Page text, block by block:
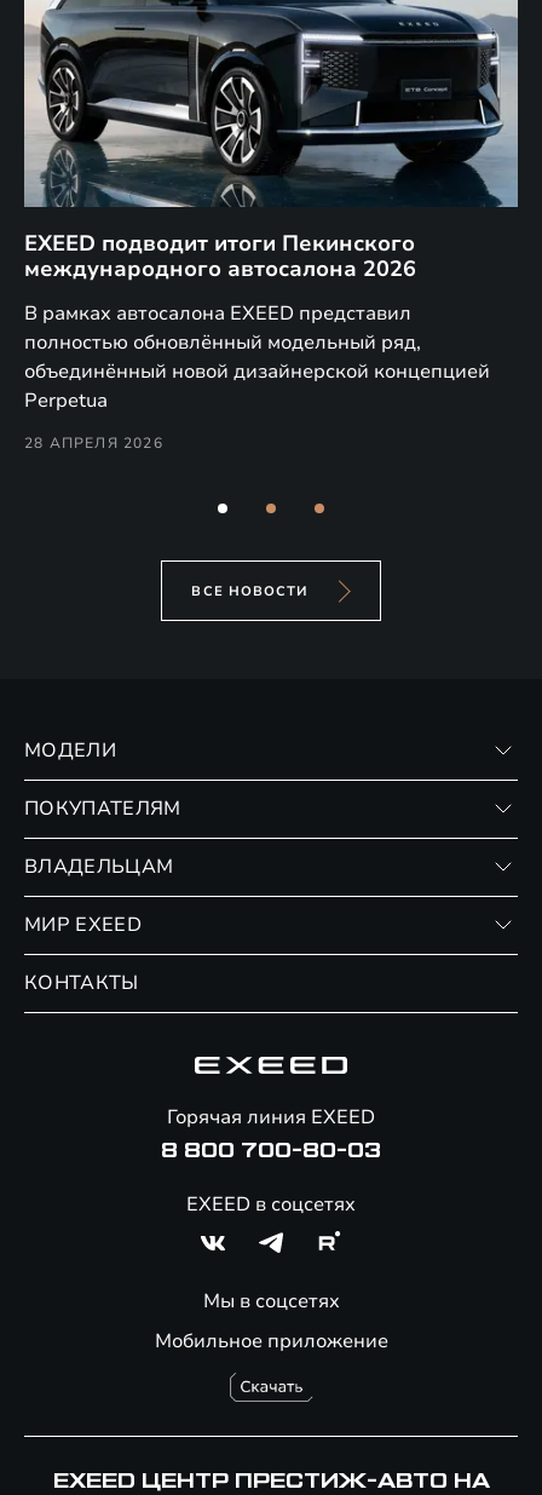
EXEED подводит итоги Пекинского
международного автосалона 2026
В рамках автосалона EXEED представил
полностью обновлённый модельный ряд,
объединённый новой дизайнерской концепцией
Perpetua
28 АПРЕЛЯ 2026
ВСЕ НОВОСТИ
МОДЕЛИ
VX
ПОКУПАТЕЛЯМ
Записаться на тест-драйв
Страхование
Обмен / Trade-in
ВЛАДЕЛЬЦАМ
Личный кабинет
Сервис
Гарантия EXEED
Помощь на дорогах
МИР EXEED
Новости и события
КОНТАКТЫ
Мобильное приложение
Горячая линия EXEED
8 800 700-80-03
EXEED в соцсетях
Мы в соцсетях
EXEED ЦЕНТР ПРЕСТИЖ-АВТО НА